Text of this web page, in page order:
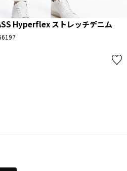
Hyperflex ストレッチデニム